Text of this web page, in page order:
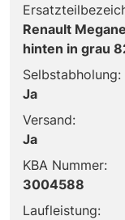
Renault
hinten in grau
Selbstabholung:
Ja
Versand:
Ja
KBA Nummer:
3004588
Laufleistung: